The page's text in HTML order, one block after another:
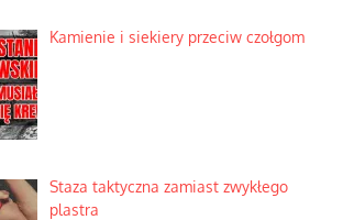
Kamienie i siekiery przeciw czołgom
Staza taktyczna zamiast zwykłego
plastra